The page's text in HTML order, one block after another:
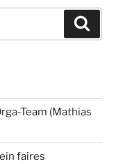
Team (Mathias
faires